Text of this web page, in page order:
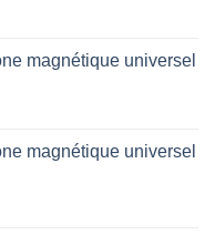
magnétique universel
magnétique universel